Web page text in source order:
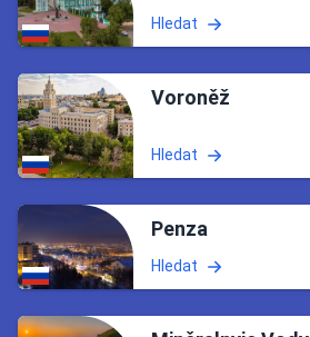
Hledat
Voroněž
Hledat
Penza
Hledat